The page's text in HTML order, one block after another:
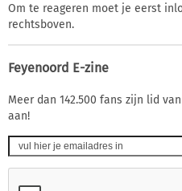
Om te reageren moet je eerst
rechtsboven.
Feyenoord E-zine
Meer dan 142.500 fans zijn lid
aan!